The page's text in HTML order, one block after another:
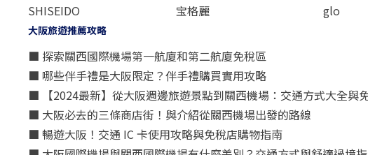
SHISEIDO
宝格麗
glo
大阪旅遊推薦攻略
■ 探索關西國際機場第一航廈和第二航廈免稅區
■ 哪些伴手禮是大阪限定？伴手禮購買實用攻略
■ 【2024最新】從大阪週邊旅遊景點到關西機場：交通方式大全與
■ 大阪必去的三條商店街！與介紹從關西機場出發的路線
■ 暢遊大阪！交通 IC 卡使用攻略與免稅店購物指南